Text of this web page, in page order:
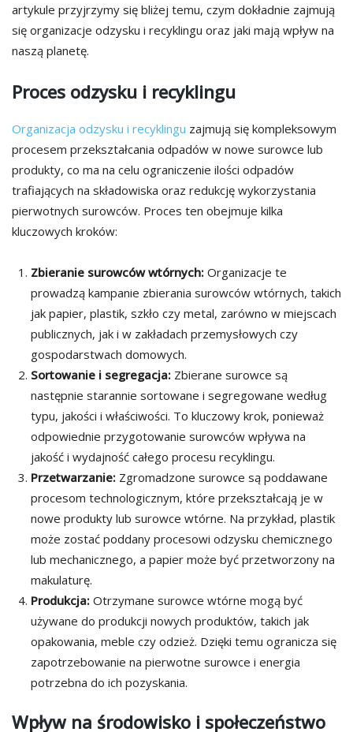
artykule przyjrzymy się bliżej temu, czym dokładnie zajmują
się organizacje odzysku i recyklingu oraz jaki mają wpływ na
naszą planetę.
Proces odzysku i recyklingu
Organizacja odzysku i recyklingu zajmują się kompleksowym
procesem przekształcania odpadów w nowe surowce lub
produkty, co ma na celu ograniczenie ilości odpadów
trafiających na składowiska oraz redukcję wykorzystania
pierwotnych surowców. Proces ten obejmuje kilka
kluczowych kroków:
Zbieranie surowców wtórnych: Organizacje te
prowadzą kampanie zbierania surowców wtórnych, takich
jak papier, plastik, szkło czy metal, zarówno w miejscach
publicznych, jak i w zakładach przemysłowych czy
gospodarstwach domowych.
Sortowanie i segregacja: Zbierane surowce są
następnie starannie sortowane i segregowane według
typu, jakości i właściwości. To kluczowy krok, ponieważ
odpowiednie przygotowanie surowców wpływa na
jakość i wydajność całego procesu recyklingu.
Przetwarzanie: Zgromadzone surowce są poddawane
procesom technologicznym, które przekształcają je w
nowe produkty lub surowce wtórne. Na przykład, plastik
może zostać poddany procesowi odzysku chemicznego
lub mechanicznego, a papier może być przetworzony na
makulaturę.
Produkcja: Otrzymane surowce wtórne mogą być
używane do produkcji nowych produktów, takich jak
opakowania, meble czy odzież. Dzięki temu ogranicza się
zapotrzebowanie na pierwotne surowce i energia
potrzebna do ich pozyskania.
Wpływ na środowisko i społeczeństwo